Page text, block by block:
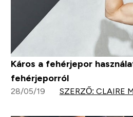
Káros a fehérjepor
fehérjeporról
28/05/19 SZERZŐ: CLAIRE